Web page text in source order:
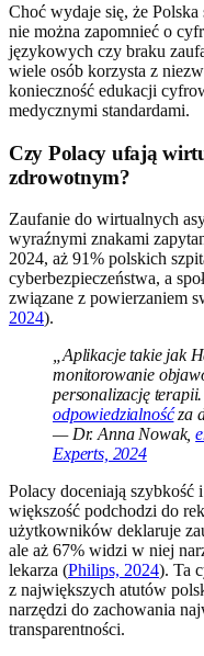
Choć wydaje się, że
nie można zapomnieć o
językowych czy braku
wiele osób korzysta z
konieczność edukacji
medycznymi standardami.
Czy Polacy ufają
zdrowotnym?
Zaufanie do wirtualnych
wyraźnymi znakami
2024, aż 91% polskich
cyberbezpieczeństwa, a
związane z powierzaniem
2024).
„Aplikacje takie jak
monitorowanie
personalizację
odpowiedzialnośćza
— Dr. Anna Nowak,
Experts, 2024
Polacy doceniają szybkość
większość podchodzi do
użytkowników deklaruje
ale aż 67% widzi w niej
lekarza (Philips, 2024). Ta
z największych atutów
narzędzi do zachowania
transparentności.